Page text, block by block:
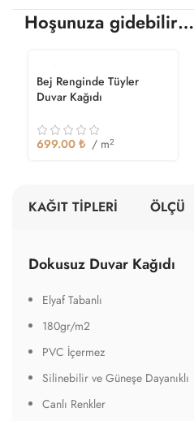
Hoşunuza gidebilir…
Bej Renginde Tüyler
Duvar Kağıdı
699.00 ₺ / m2
KAĞIT TİPLERİ ÖLÇÜ
Dokusuz Duvar Kağıdı
Elyaf Tabanlı
180gr/m2
PVC İçermez
Silinebilir ve Güneşe Dayanıklı
Canlı Renkler